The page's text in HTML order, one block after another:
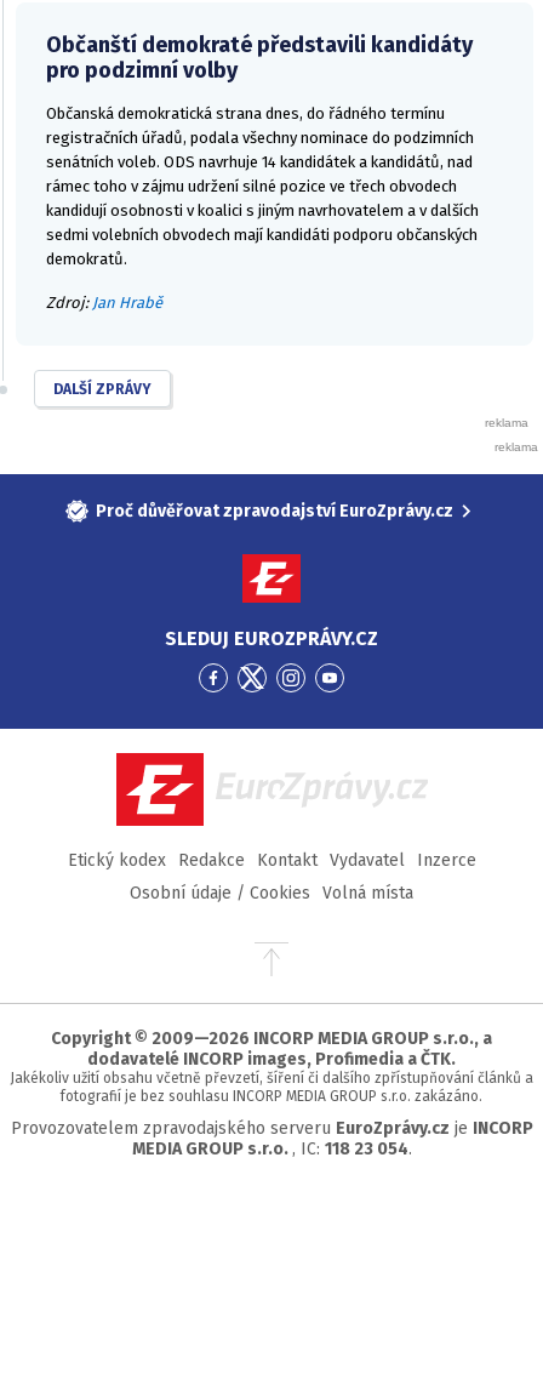
Občanští demokraté představili kandidáty
pro podzimní volby
Občanská demokratická strana dnes, do řádného termínu
registračních úřadů, podala všechny nominace do podzimních
senátních voleb. ODS navrhuje 14 kandidátek a kandidátů, nad
rámec toho v zájmu udržení silné pozice ve třech obvodech
kandidují osobnosti v koalici s jiným navrhovatelem a v dalších
sedmi volebních obvodech mají kandidáti podporu občanských
demokratů.
Zdroj: Jan Hrabě
DALŠÍ ZPRÁVY
Proč důvěřovat zpravodajství EuroZprávy.cz
SLEDUJ EUROZPRÁVY.CZ
Přejít
Facebook
Přejít
Twitter
Přejít
Instagram
Přejít
YouTube
EuroZprávy.cz
Etický kodex Redakce Kontakt Vydavatel
Inzerce
Osobní údaje / Cookies
Volná místa
Přejít
stránky
Copyright © 2009—2026 INCORP MEDIA GROUP s.r.o., a
dodavatelé INCORP images, Profimedia a ČTK.
Jakékoliv užití obsahu včetně převzetí, šíření či dalšího zpřístupňování článků a
fotografií je bez souhlasu INCORP MEDIA GROUP s.r.o. zakázáno.
Provozovatelem zpravodajského serveru EuroZprávy.cz je INCORP
MEDIA GROUP s.r.o. , IC: 118 23 054.